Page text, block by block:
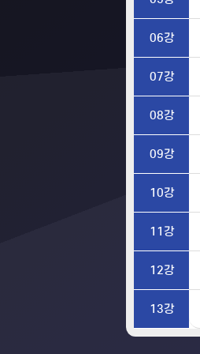
06강
07강
08강
09강
10강
11강
12강
13강